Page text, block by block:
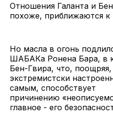
Отношения Галанта и
похоже, приближаются к
Но масла в огонь
ШАБАКа Ронена Бара, в
Бен-Гвира, что, поощряя,
экстремистски
самым, способствует
причинению
главное - его